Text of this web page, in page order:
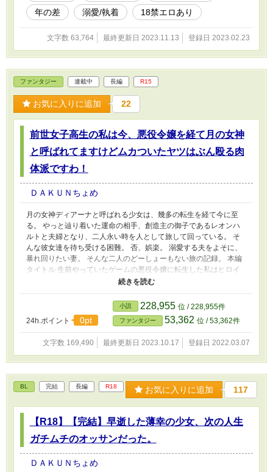
年の差
溺愛/執着 18禁エロあり
文字数 63,764 最終更新日 2023.11.13 登録日 2023.02.23
ファンタジー 連載中 長編 R15
お気に入りに追加 22
前世女子高生の私は今、悪役令嬢を経て月の女神
と呼ばれてますけどムカついたヤツはぶん殴る肉
体派ですわ！
ＤＡＫＵＮちょめ
月の女神ディアーナと呼ばれる少女は、幾多の転生を経て今に至
る。 やっと辿り着いた運命の相手、創造主の御子であるレオンハ
ルトと夫婦となり、二人永い時を人として旅して回っている。 そ
んな彼女達を待ち受ける困難。 否、娯楽。 溺愛する夫をよそに、
暴れ回りたい妻。 そんな二人のどーしょーもない旅の記録。 本編
タイトル 生前やっていたゲームの悪役令嬢に転生した私はヒロイ
ンに求婚されましたが、ヒロインは実は男で、私を溺愛する変態の
24h.ポイント 0pt
小説 228,955 位 / 228,955件
ファンタジー 53,362 位 / 53,362件
文字数 169,490 最終更新日 2023.10.17 登録日 2022.03.07
BL 完結 長編 R18 お気に入りに追加 117
【R18】【完結】早逝した薄幸の少女、次の人生
ガチムチのオッサンだった。
ＤＡＫＵＮちょめ